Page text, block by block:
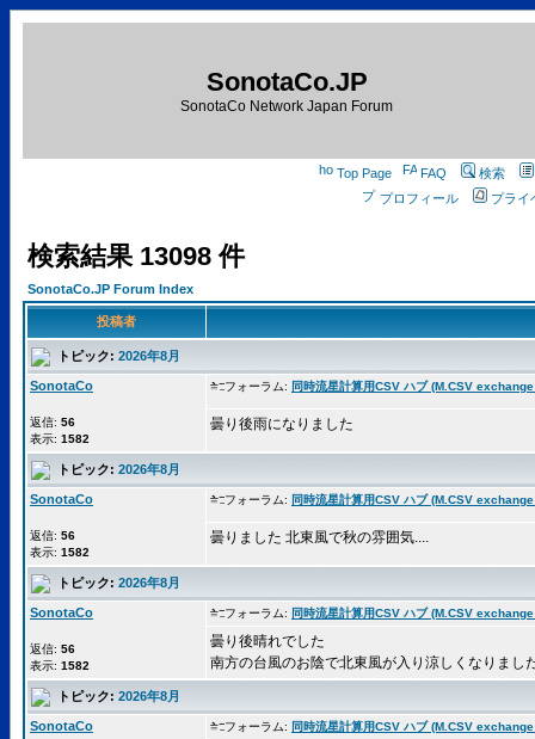
SonotaCo.JP
SonotaCo Network Japan Forum
Top Page FAQ
検索
プロフィール
プライ
検索結果 13098 件
SonotaCo.JP Forum Index
投稿者
トピック: 2026年8月
SonotaCo
返信: 56
表示: 1582
フォーラム: 同時流星計算用CSV ハブ (M.CSV
曇り後雨になりました
トピック: 2026年8月
SonotaCo
返信: 56
表示: 1582
フォーラム: 同時流星計算用CSV ハブ (M.CSV
曇りました 北東風で秋の雰囲気....
トピック: 2026年8月
SonotaCo
返信: 56
表示: 1582
フォーラム: 同時流星計算用CSV ハブ (M.CSV
曇り後晴れでした
南方の台風のお陰で北東風が入り涼しくなりまし
トピック: 2026年8月
SonotaCo フォーラム: 同時流星計算用CSV ハブ (M.CSV